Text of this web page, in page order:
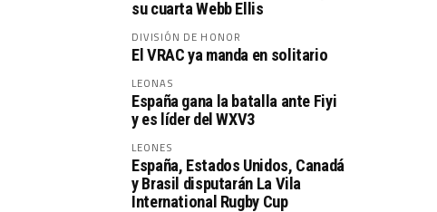
su cuarta Webb Ellis
DIVISIÓN DE HONOR
El VRAC ya manda en solitario
LEONAS
España gana la batalla ante Fiyi
y es líder del WXV3
LEONES
España, Estados Unidos, Canadá
y Brasil disputarán La Vila
International Rugby Cup